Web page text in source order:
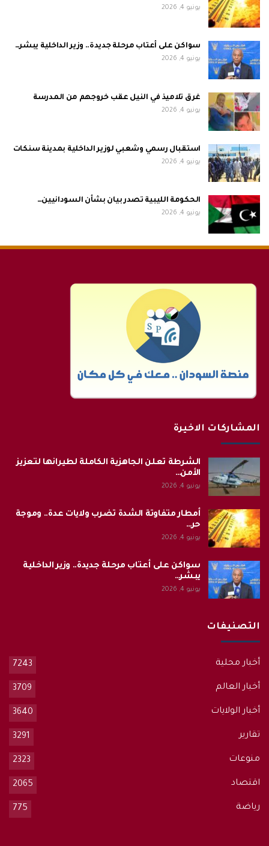
يونيو 4, 2026
سواكن على أعتاب مرحلة جديدة.. وزير الداخلية يبشر…
يونيو 4, 2026
غرق تلاميذ في النيل عقب خروجهم من المدرسة
يونيو 4, 2026
استقبال رسمي وشعبي لوزير الداخلية بمدينة سنكات
يونيو 4, 2026
الحكومة الليبية تصدر بيان بشأن السودانيين…
يونيو 4, 2026
المشاركات الاخيرة
الشرطة تعلن الجاهزية الكاملة لطيرانها لتعزيز
الأمن…
يونيو 4, 2026
أمطار متفاوتة الشدة تضرب ولايات عدة.. وموجة
حر…
يونيو 4, 2026
سواكن على أعتاب مرحلة جديدة.. وزير الداخلية
يبشر…
يونيو 4, 2026
التصنيفات
أخبار محلية 7243
أخبار العالم 3709
أخبار الولايات 3640
تقارير 3291
منوعات 2323
اقتصاد 2065
رياضة 775